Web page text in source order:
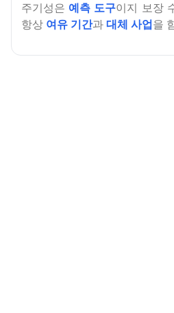
주기성은 예측 도구이지 보장
항상 여유 기간과 대체 사업을